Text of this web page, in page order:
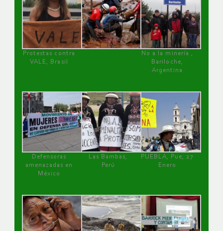
Protestas contra
VALE, Brasil
No a la minería ,
Bariloche,
Argentina
Defensoras
amenazadas en
México
Las Bambas,
Perú
PUEBLA, Pue, 27
Enero